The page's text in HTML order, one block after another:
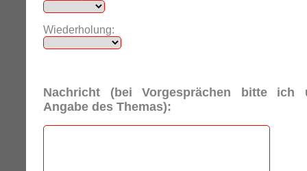
Wiederholung:
Nachricht (bei Vorgesprächen bitte ich
Angabe des Themas):